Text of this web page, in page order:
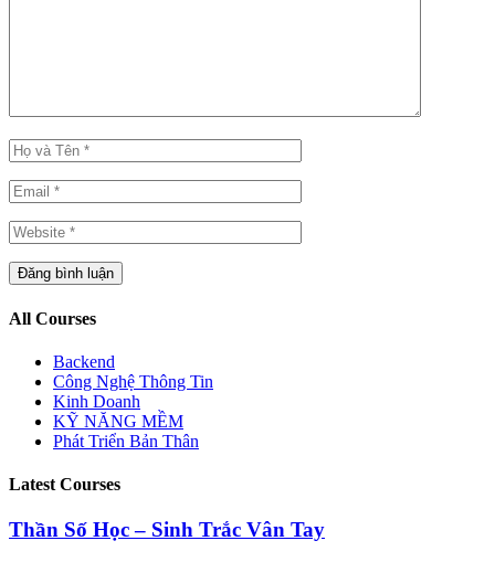
All Courses
Backend
Công Nghệ Thông Tin
Kinh Doanh
KỸ NĂNG MỀM
Phát Triển Bản Thân
Latest Courses
Thần Số Học – Sinh Trắc Vân Tay